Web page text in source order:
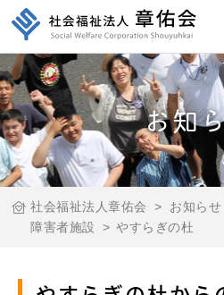
お知
社会福祉法人章佑会 > お知らせ
障害者施設
> やすらぎの杜